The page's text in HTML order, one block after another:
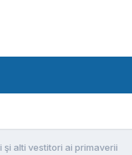
şi alti vestitori ai primaverii